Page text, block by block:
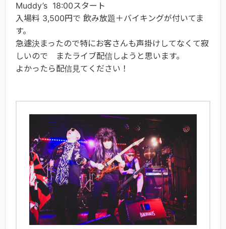
Muddy’s 18:00スタート
入場料 3,500円で 飲み放題＋バイキングが付いてま
す。
急遽決まったので特にお客さんも声掛けしてなくて寂
しいので またライブ配信しようと思います。
よかったら配信見てください！